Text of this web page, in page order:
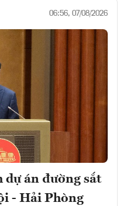
06:56, 07/08/2026
án đường sắt
- Hải Phòng